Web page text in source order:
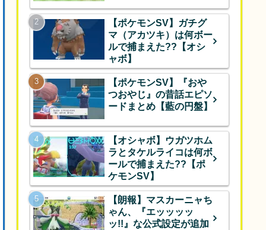
【ポケモンSV】ガチグ
マ（アカツキ）は何ボー
ルで捕まえた??【オシ
ャボ】
【ポケモンSV】『おや
つおやじ』の昔話エピソ
ードまとめ【藍の円盤】
【オシャボ】ウガツホム
ラとタケルライコは何ボ
ールで捕まえた??【ポ
ケモンSV】
【朗報】マスカーニャち
ゃん、『エッッッッ
ッ!!』な公式設定が追加